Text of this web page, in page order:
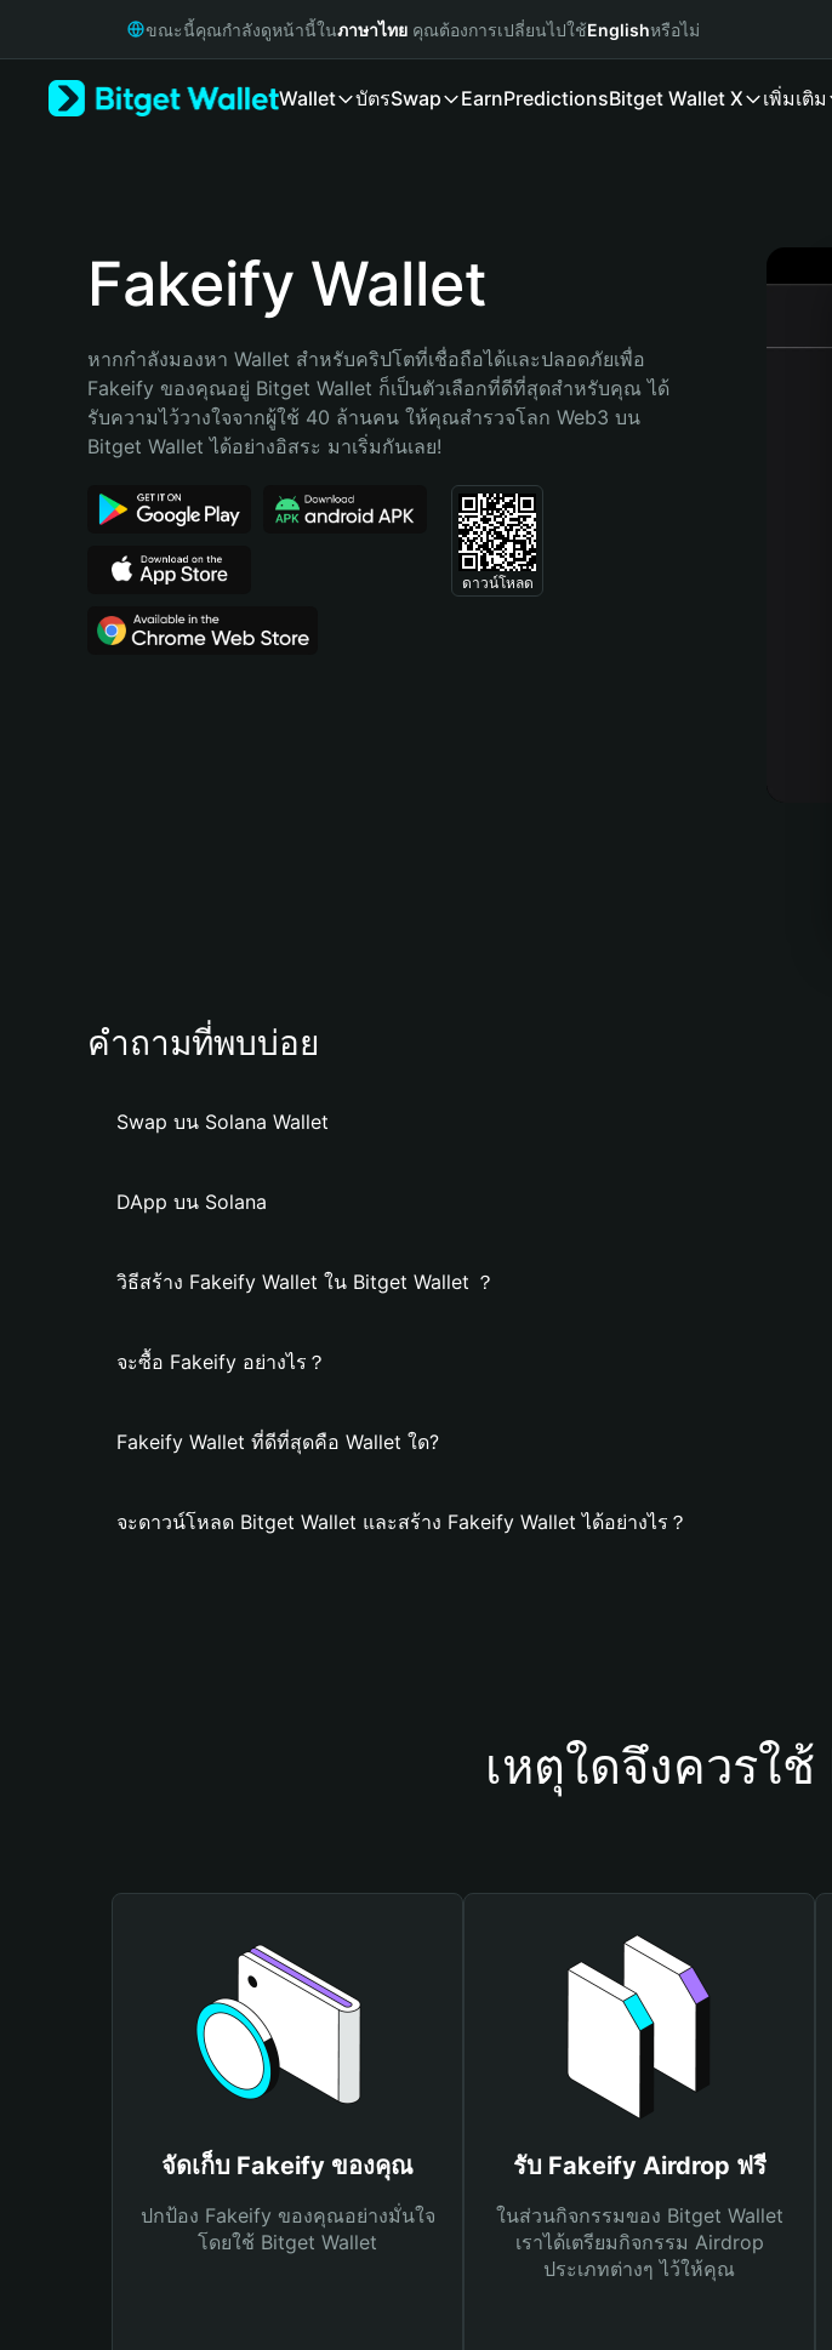
Русский
Bahasa Indonesia
Português (Brasil)
ขณะนี้คุณกำลังดูหน้านี้ในภาษาไทย คุณต้องการเปลี่ยนไปใช้Englishหรือไม่
Wallet บัตรSwap EarnPredictionsBitget Wallet X เพิ่มเติม
Fakeify Wallet
หากกำลังมองหา Wallet สำหรับคริปโตที่เชื่อถือได้และปลอดภัยเพื่อ
Fakeify ของคุณอยู่ Bitget Wallet ก็เป็นตัวเลือกที่ดีที่สุดสำหรับคุณ ได้
รับความไว้วางใจจากผู้ใช้ 40 ล้านคน ให้คุณสำรวจโลก Web3 บน
Bitget Wallet ได้อย่างอิสระ มาเริ่มกันเลย!
ดาวน์โหลด
คำถามที่พบบ่อย
Swap บน Solana Wallet
DApp บน Solana
วิธีสร้าง Fakeify Wallet ใน Bitget Wallet ？
จะซื้อ Fakeify อย่างไร？
Fakeify Wallet ที่ดีที่สุดคือ Wallet ใด?
จะดาวน์โหลด Bitget Wallet และสร้าง Fakeify Wallet ได้อย่างไร？
เหตุใดจึงควรใ
จัดเก็บ Fakeify ของคุณ
ปกป้อง Fakeify ของคุณอย่างมั่นใจ
โดยใช้ Bitget Wallet
รับ Fakeify Airdrop ฟรี
ในส่วนกิจกรรมของ Bitget Wallet
เราได้เตรียมกิจกรรม Airdrop
ประเภทต่างๆ ไว้ให้คุณ